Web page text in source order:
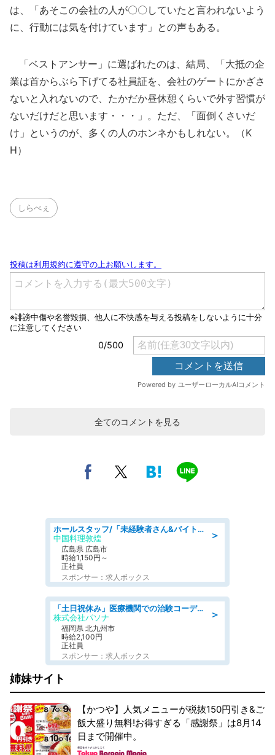
は、「あそこの会社の人が〇〇していたと言われないよう
に、行動には気を付けています」との声もある。
「ベストアンサー」に選ばれたのは、結局、「大抵の企
業は首からぶら下げてる社員証を、会社のゲートにかざさ
ないと入れないので、たかだか昼休憩くらいで外す習慣が
ないだけだと思います・・・」。ただ、「面倒くさいだ
け」というのが、多くの人のホンネかもしれない。（K
H）
しらべぇ
全てのコメントを見る
＞
ホールスタッフ/「未経験者さん&バイトデビューも大歓迎」残業ほぼなし×1日3時間〜勤務OK!フォロー体制も充実/広島県/広島市南区
中国料理敦煌
広島県 広島市
時給1,150円～
正社員
スポンサー：求人ボックス
＞
「土日祝休み」医療機関での治験コーディネーターのお仕事/看護師
株式会社パソナ
福岡県 北九州市
時給2,100円
正社員
スポンサー：求人ボックス
姉妹サイト
【かつや】人気メニューが税抜150円引き&ご
飯大盛り無料!お得すぎる「感謝祭」は8月14
日まで開催中。